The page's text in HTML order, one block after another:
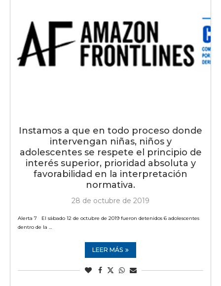
Instamos a que en todo proceso donde
intervengan niñas, niños y
adolescentes se respete el principio de
interés superior, prioridad absoluta y
favorabilidad en la interpretación
normativa.
28 de octubre de 2019
Alerta 7 El sábado 12 de octubre de 2019 fueron detenidos 6 adolescentes
dentro de la …
LEER MÁS